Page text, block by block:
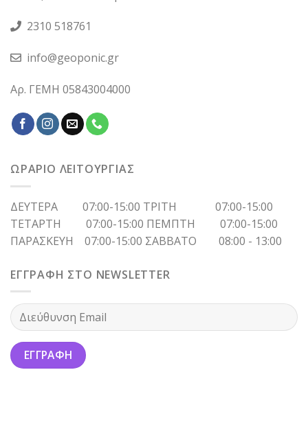
2310 518761
info@geoponic.gr
Αρ. ΓΕΜΗ 05843004000
ΩΡΑΡΙΟ ΛΕΙΤΟΥΡΓΙΑΣ
ΔΕΥΤΕΡΑ 07:00-15:00 ΤΡΙΤΗ 07:00-15:00
ΤΕΤΑΡΤΗ 07:00-15:00 ΠΕΜΠΤΗ 07:00-15:00
ΠΑΡΑΣΚΕΥΗ 07:00-15:00 ΣΑΒΒΑΤΟ 08:00 - 13:00
ΕΓΓΡΑΦΗ ΣΤΟ NEWSLETTER